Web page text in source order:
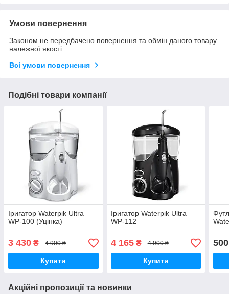
Умови повернення
Законом не передбачено повернення та обмін даного товару
належної якості
Всі умови повернення
Подібні товари компанії
Іригатор Waterpik Ultra
WP-100 (Уцінка)
3 430 ₴ 4 900 ₴
Купити
Іригатор Waterpik Ultra
WP-112
4 165₴ 4 900 ₴
Купити
500
Акційні пропозиції та новинки